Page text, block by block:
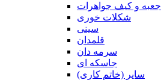
جعبه و کیف جواهرات
شکلات خوری
سینی
قلمدان
سرمه دان
جاسکه ای
سایر (خاتم کاری)